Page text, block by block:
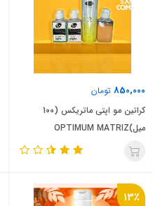
850,000 تومان
کراتین مو اپتی ماتریکس (100
میل)OPTIMUM MATRIZ
13٪